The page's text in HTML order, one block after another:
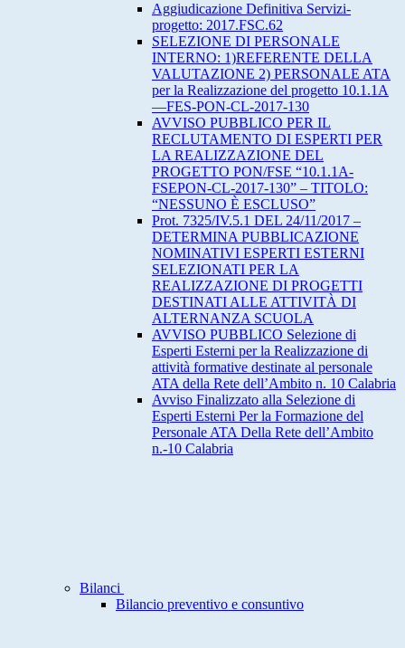
Aggiudicazione Definitiva Servizi-
progetto: 2017.FSC.62
SELEZIONE DI PERSONALE
INTERNO: 1)REFERENTE DELLA
VALUTAZIONE 2) PERSONALE ATA
per la Realizzazione del progetto 10.1.1A
—FES-PON-CL-2017-130
AVVISO PUBBLICO PER IL
RECLUTAMENTO DI ESPERTI PER
LA REALIZZAZIONE DEL
PROGETTO PON/FSE “10.1.1A-
FSEPON-CL-2017-130” – TITOLO:
“NESSUNO È ESCLUSO”
Prot. 7325/IV.5.1 DEL 24/11/2017 –
DETERMINA PUBBLICAZIONE
NOMINATIVI ESPERTI ESTERNI
SELEZIONATI PER LA
REALIZZAZIONE DI PROGETTI
DESTINATI ALLE ATTIVITÀ DI
ALTERNANZA SCUOLA
AVVISO PUBBLICO Selezione di
Esperti Esterni per la Realizzazione di
attività formative destinate al personale
ATA della Rete dell’Ambito n. 10 Calabria
Avviso Finalizzato alla Selezione di
Esperti Esterni Per la Formazione del
Personale ATA Della Rete dell’Ambito
n.-10 Calabria
Bilanci
Bilancio preventivo e consuntivo